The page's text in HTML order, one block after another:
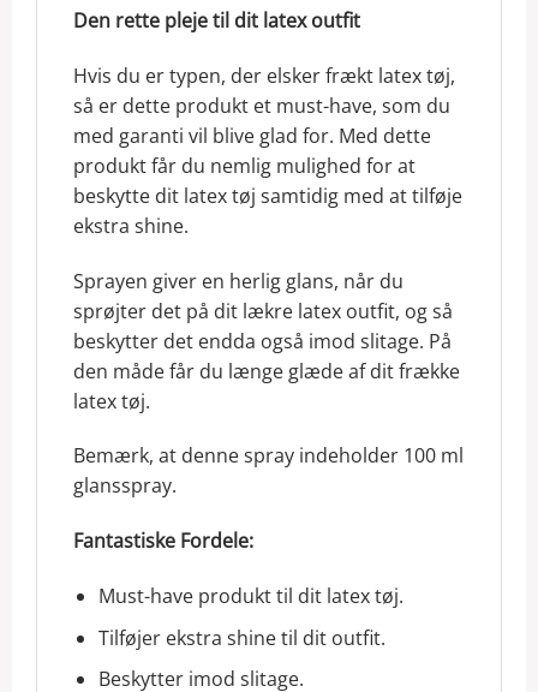
Den rette pleje til dit latex outfit
Hvis du er typen, der elsker frækt latex tøj,
så er dette produkt et must-have, som du
med garanti vil blive glad for. Med dette
produkt får du nemlig mulighed for at
beskytte dit latex tøj samtidig med at tilføje
ekstra shine.
Sprayen giver en herlig glans, når du
sprøjter det på dit lækre latex outfit, og så
beskytter det endda også imod slitage. På
den måde får du længe glæde af dit frække
latex tøj.
Bemærk, at denne spray indeholder 100 ml
glansspray.
Fantastiske Fordele:
Must-have produkt til dit latex tøj.
Tilføjer ekstra shine til dit outfit.
Beskytter imod slitage.